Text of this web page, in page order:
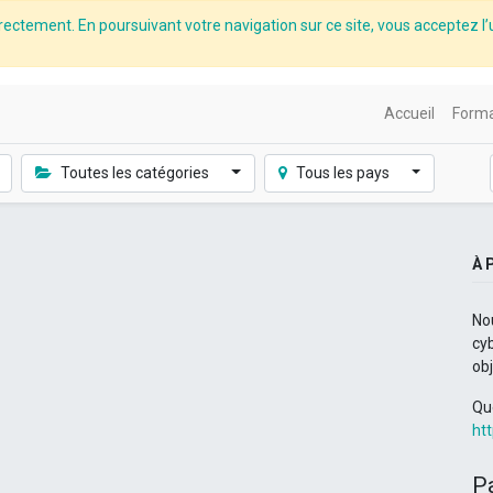
En poursuivant votre navigation sur ce site, vous acceptez
Accueil
Toutes les catégories Tous les pays
À